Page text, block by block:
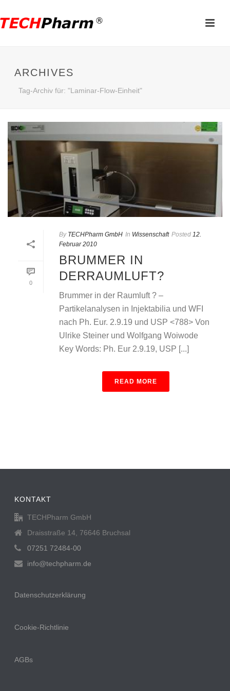
ARCHIVES
Tag-Archiv für: "Laminar-Flow-Einheit"
0
By TECHPharm GmbH In Wissenschaft Posted 12.
Februar 2010
BRUMMER IN
DERRAUMLUFT?
Brummer in der Raumluft ? –
Partikelanalysen in Injektabilia und WFI
nach Ph. Eur. 2.9.19 und USP <788> Von
Ulrike Steiner und Wolfgang Woiwode
Key Words: Ph. Eur 2.9.19, USP [...]
READ MORE
KONTAKT
TECHPharm GmbH
Draisstraße 14, 76646 Bruchsal
07251 72484-00
info@techpharm.de
Datenschutzerklärung
Cookie-Richtlinie
AGBs